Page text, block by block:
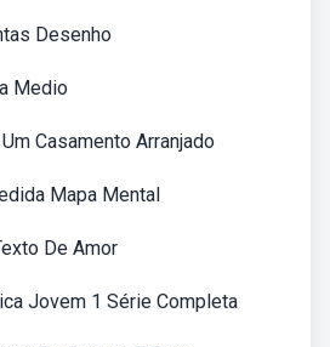
Desenho
Medio
Casamento Arranjado
Mapa Mental
De Amor
Jovem 1 Série Completa